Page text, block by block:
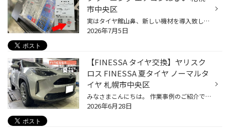
市中央区
実はタイヤ館山鼻、新しい機材を導入致しまして、、、 「エアコンガスクリーニング」 のサービスを導入致しました♪ エアコンガスクリーニングとは、、、 カーエアコンがぬるくなり始めた際におススメの作業となります。 専用の機材を使用し、おクルマのエアコンガスをすべて抜き取り 規定量まできっ...
2026年7月5日
【FINESSA タイヤ交換】ヤリスク
ロス FINESSA 夏タイヤ ノーマルタ
イヤ 札幌市中央区
みなさまこんにちは。 作業事例のご紹介です。 ヤリスクロス 夏タイヤ交換 FINESSA 「新車から4年ほど乗り夏タイヤの交換を検討している」 そんなご相談をいただきました。ご来店頂き誠にありがとうございます。 今まで装着されていたタイヤの種類は「新車装着時タイヤ」となります。 私たちタイヤ...
2026年6月28日